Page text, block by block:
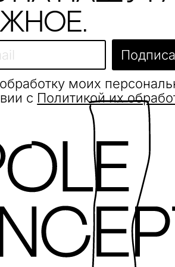
моих
с Политикой их